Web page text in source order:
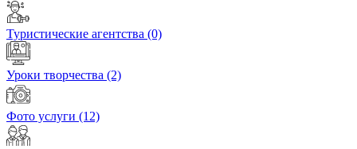
Туристические агентства (0)
Уроки творчества (2)
Фото услуги (12)